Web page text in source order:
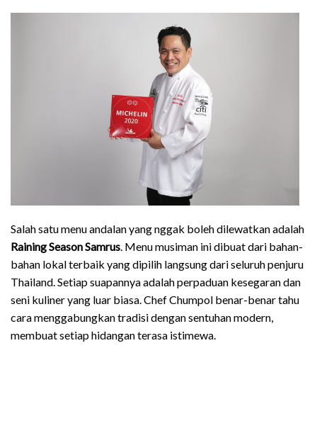
Salah satu menu andalan yang nggak boleh dilewatkan adalah
Raining Season Samrus. Menu musiman ini dibuat dari bahan-
bahan lokal terbaik yang dipilih langsung dari seluruh penjuru
Thailand. Setiap suapannya adalah perpaduan kesegaran dan
seni kuliner yang luar biasa. Chef Chumpol benar-benar tahu
cara menggabungkan tradisi dengan sentuhan modern,
membuat setiap hidangan terasa istimewa.